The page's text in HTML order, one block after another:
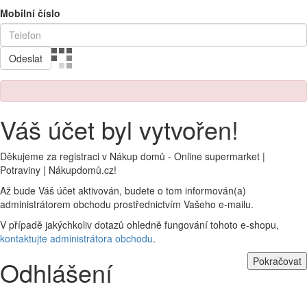
Mobilní číslo
Odeslat
Váš účet byl vytvořen!
Děkujeme za registraci v Nákup domů - Online supermarket |
Potraviny | Nákupdomů.cz!
Až bude Váš účet aktivován, budete o tom informován(a)
administrátorem obchodu prostřednictvím Vašeho e-mailu.
V případě jakýchkoliv dotazů ohledně fungování tohoto e-shopu,
kontaktujte administrátora obchodu.
Pokračovat
Odhlášení